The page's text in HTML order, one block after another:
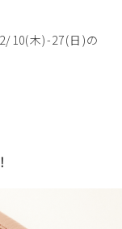
10(木)-27(日)の